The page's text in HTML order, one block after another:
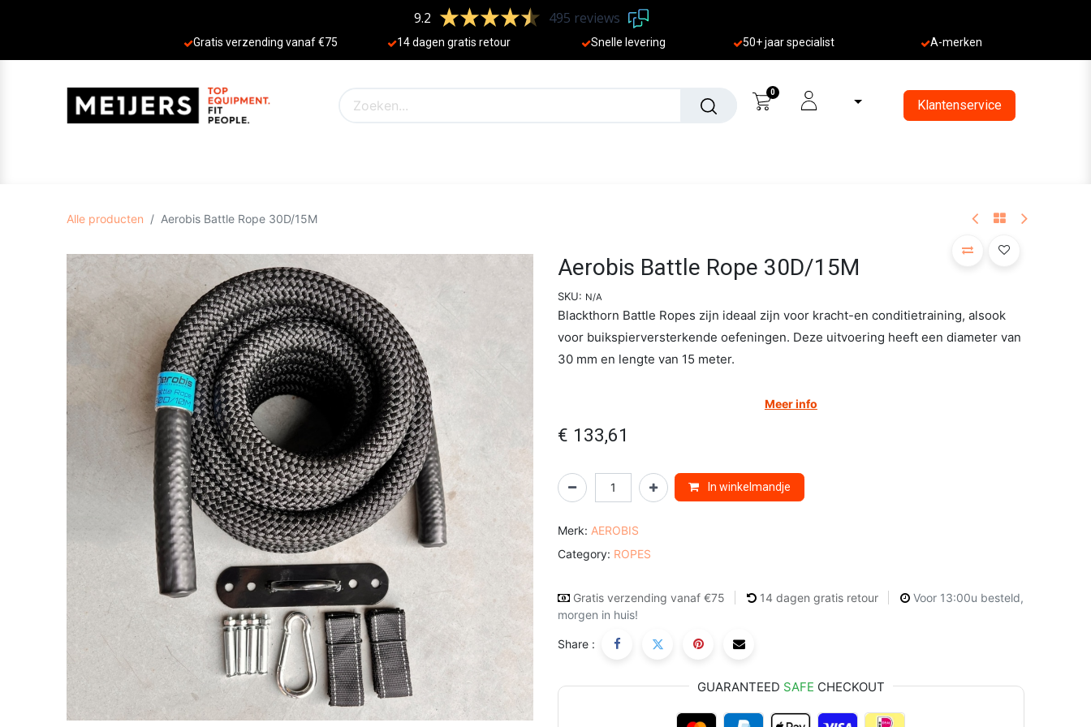
9.2 495 reviews
Gratis verzending vanaf €75 14 dagen gratis retour Sne lle levering 50+ jaar specialist A-merken
0
Klantenservice
Alle producten Aerobis Battle Rope 30D/15M
Aerobis Battle Rope 30D/15M
SKU: N/A
Blackthorn Battle Ropes zijn ideaal zijn voor kracht-en conditietraining, alsook
voor buikspierversterkende oefeningen. Deze uitvoering heeft een diameter van
30 mm en lengte van 15 meter.
Meer info
€ 133,61
In winkelmandje
Merk: AEROBIS
Category: ROPES
Gratis verzending vanaf €75 14 dagen gratis retour
Voor 13:00u besteld,
morgen in huis!
Share :
GUARANTEED SAFE CHECKOUT